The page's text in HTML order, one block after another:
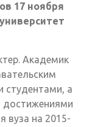
17 ноября
Академик
студентами, а
достижениями
вуза на 2015-